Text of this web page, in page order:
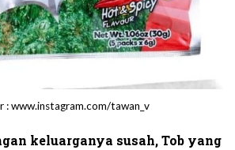
: www.instagram.com/tawan_v
keluarganya susah, Tob yang